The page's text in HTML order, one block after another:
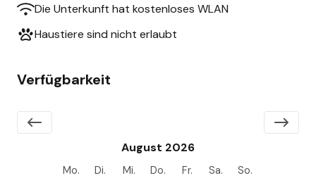
Die Unterkunft hat kostenloses WLAN
Haustiere sind nicht erlaubt
Verfügbarkeit
August 2026
Mo. Di. Mi. Do. Fr. Sa.
So.